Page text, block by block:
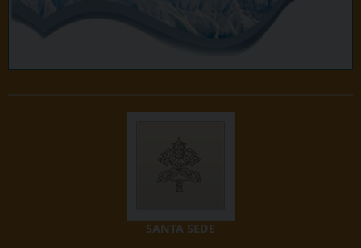
SANTA SEDE